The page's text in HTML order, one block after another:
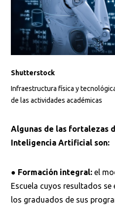
Shutterstock
Infraestructura física y
de las actividades académicas
Algunas de las fortalezas
Inteligencia Artificial son:
● Formación integral: el
Escuela cuyos resultados
los graduados de sus